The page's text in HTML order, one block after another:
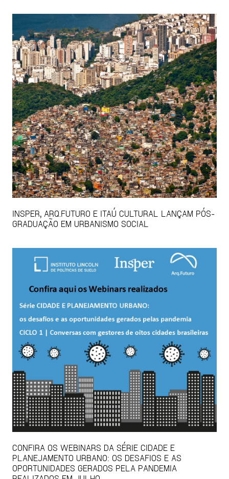
INSPER, ARQ.FUTURO E ITAÚ CULTURAL LANÇAM PÓS-
GRADUAÇÃO EM URBANISMO SOCIAL
CONFIRA OS WEBINARS DA SÉRIE CIDADE E
PLANEJAMENTO URBANO: OS DESAFIOS E AS
OPORTUNIDADES GERADOS PELA PANDEMIA